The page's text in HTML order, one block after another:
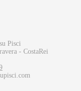
Pisci
- CostaRei